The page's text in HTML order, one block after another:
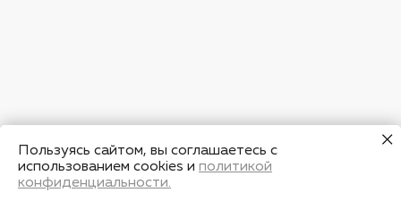
Пользуясь сайтом, вы соглашаетесь с
использованием cookies и политикой
конфиденциальности.